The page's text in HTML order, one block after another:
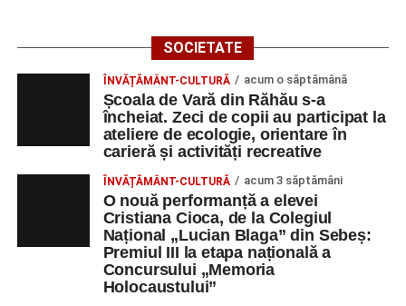
sunt vitale.”(Prof. Ciura Marinela)
Privind spre ediția următoare
În încheierea evenimentului, organizatorii au anunțat tema
ediției din 2027, dedicată relației dintre caracter, valori și
educație. După trei ediții care au abordat comunicarea
didactică, dinamica diferențelor, participarea și luarea
deciziilor, comunitatea Sinaxa Educațională își propune
să revină la întrebările fundamentale despre valorile care
stau la baza actului educațional și despre rolul
profesorului în formarea caracterului tinerilor.
SOCIETATE
ÎNVĂȚĂMÂNT-CULTURĂ acum o săptămână
Școala de Vară din Răhău s-a
încheiat. Zeci de copii au participat la
ateliere de ecologie, orientare în
carieră și activități recreative
ÎNVĂȚĂMÂNT-CULTURĂ acum 3 săptămâni
O nouă performanță a elevei
Cristiana Cioca, de la Colegiul
Național „Lucian Blaga” din Sebeș:
Premiul III la etapa națională a
Concursului „Memoria
Holocaustului”